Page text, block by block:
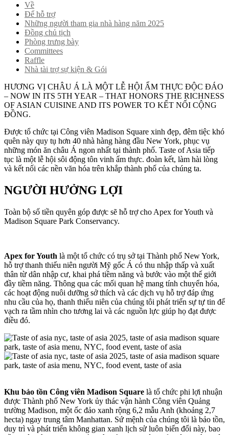
Về
Để hỗ trợ
Những người tham gia nhà hàng năm 2025
Đồng chủ tịch
Phòng trưng bày
Committees
Raffle
Nhà tài trợ sự kiện & Gói
HƯƠNG VỊ CHÂU Á LÀ MỘT LỄ HỘI ẨM THỰC ĐỘC ĐÁO
– NOW IN ITS 5TH YEAR – THAT HONORS THE RICHNESS
OF ASIAN CUISINE AND ITS POWER TO KẾT NỐI CỘNG
ĐỒNG.
Được tổ chức tại Công viên Madison Square xinh đẹp, đêm tiệc khó
quên này quy tụ hơn 40 nhà hàng hàng đầu New York, phục vụ
những món ăn châu Á ngon nhất tại thành phố. Taste of Asia tiếp
tục là một lễ hội sôi động tôn vinh ẩm thực. đoàn kết, làm hài lòng
và kết nối các nền văn hóa trên khắp thành phố của chúng ta.
NGƯỜI HƯỞNG LỢI
Toàn bộ số tiền quyên góp được sẽ hỗ trợ cho Apex for Youth và
Madison Square Park Conservancy.
Apex for Youth là một tổ chức có trụ sở tại Thành phố New York,
hỗ trợ thanh thiếu niên người Mỹ gốc Á có thu nhập thấp và xuất
thân từ dân nhập cư, khai phá tiềm năng và bước vào một thế giới
đầy tiềm năng. Thông qua các mối quan hệ mang tính chuyển hóa,
các hoạt động nuôi dưỡng sở thích và các dịch vụ hỗ trợ đáp ứng
nhu cầu của họ, thanh thiếu niên của chúng tôi phát triển sự tự tin để
vạch ra tầm nhìn cho tương lai và các nguồn lực giúp họ đạt được
điều đó.
Khu bảo tồn Công viên Madison Square là tổ chức phi lợi nhuận
được Thành phố New York ủy thác vận hành Công viên Quảng
trường Madison, một ốc đảo xanh rộng 6,2 mẫu Anh (khoảng 2,7
hecta) ngay trung tâm Manhattan. Sứ mệnh của chúng tôi là bảo tồn,
duy trì và phát triển không gian xanh lịch sử luôn biến đổi này, bao